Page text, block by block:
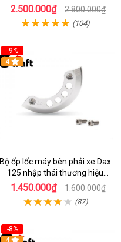
Barkbuster màu đỏ
2.500.000₫ 2.800.000₫
(104)
-9%
4
Bộ ốp lốc máy bên phải xe Dax
125 nhập thái thương hiệu
Gcraft
1.450.000₫ 1.600.000₫
(87)
-8%